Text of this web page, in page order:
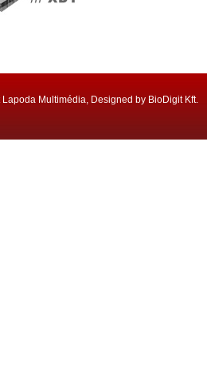
Multimédia, Designed by BioDigit Kft.